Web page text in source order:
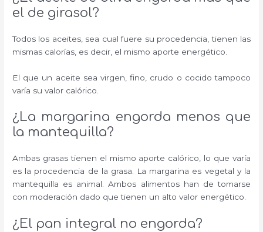
el de girasol?
Todos los aceites, sea cual fuere su procedencia, tienen las
mismas calorías, es decir, el mismo aporte energético.
El que un aceite sea virgen, fino, crudo o cocido tampoco
varía su valor calórico.
¿La margarina engorda menos que
la mantequilla?
Ambas grasas tienen el mismo aporte calórico, lo que varía
es la procedencia de la grasa. La margarina es vegetal y la
mantequilla es animal. Ambos alimentos han de tomarse
con moderación dado que tienen un alto valor energético.
¿El pan integral no engorda?